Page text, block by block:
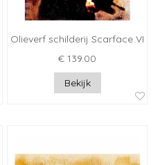
Olieverf schilderij Scarface VI
€ 139.00
Bekijk